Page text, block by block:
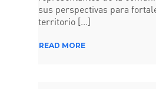
sus perspectivas para
territorio [...]
READ MORE